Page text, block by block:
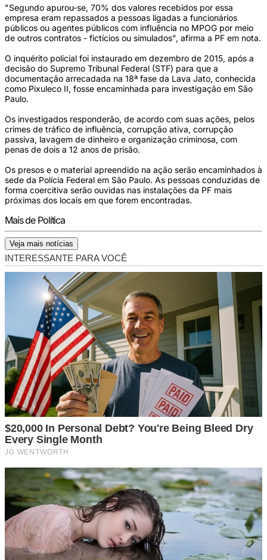
"Segundo apurou-se, 70% dos valores recebidos por essa
empresa eram repassados a pessoas ligadas a funcionários
públicos ou agentes públicos com influência no MPOG por meio
de outros contratos - fictícios ou simulados", afirma a PF em nota.
O inquérito policial foi instaurado em dezembro de 2015, após a
decisão do Supremo Tribunal Federal (STF) para que a
documentação arrecadada na 18ª fase da Lava Jato, conhecida
como Pixuleco II, fosse encaminhada para investigação em São
Paulo.
Os investigados responderão, de acordo com suas ações, pelos
crimes de tráfico de influência, corrupção ativa, corrupção
passiva, lavagem de dinheiro e organização criminosa, com
penas de dois a 12 anos de prisão.
Os presos e o material apreendido na ação serão encaminhados à
sede da Polícia Federal em São Paulo. As pessoas conduzidas de
forma coercitiva serão ouvidas nas instalações da PF mais
próximas dos locais em que forem encontradas.
Mais de Política
Veja mais notícias